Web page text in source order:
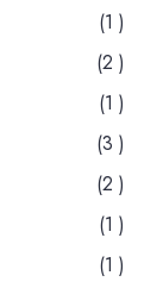
(1 )
(2 )
(1 )
(3 )
(2 )
(1 )
(1 )